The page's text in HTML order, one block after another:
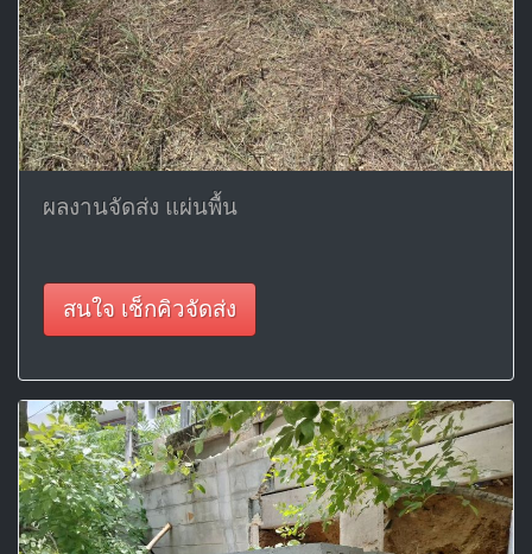
ผลงานจัดส่ง แผ่นพื้น
สนใจ เช็กคิวจัดส่ง